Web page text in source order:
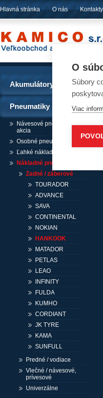
Hlavná stránka O nás Kontakty
Akumulátory
Pneumatiky
Návesové pneumatiky /
akcia
Osobné pneumatiky
Ľahké nákladné pneumatiky
Nákladné pneumatiky
Zadné / záberové
TOURADOR
ADVANCE
SAVA
CONTINENTAL
NOKIAN
HANKOOK
MATADOR
PETLAS
LEAO
INFINITY
FULDA
KUMHO
CORDIANT
JK TYRE
KAMA
SUNFULL
Predné / vodiace
Vlečné / návesové,
prívesové
Univerzálne
O
Súbory
Viac